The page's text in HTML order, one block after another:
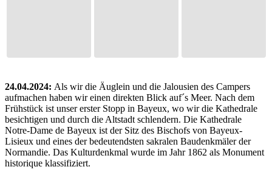
24.04.2024: Als wir die Äuglein und die Jalousien des Campers
aufmachen haben wir einen direkten Blick auf´s Meer. Nach dem
Frühstück ist unser erster Stopp in Bayeux, wo wir die Kathedrale
besichtigen und durch die Altstadt schlendern. Die Kathedrale
Notre-Dame de Bayeux ist der Sitz des Bischofs von Bayeux-
Lisieux und eines der bedeutendsten sakralen Baudenkmäler der
Normandie. Das Kulturdenkmal wurde im Jahr 1862 als Monument
historique klassifiziert.